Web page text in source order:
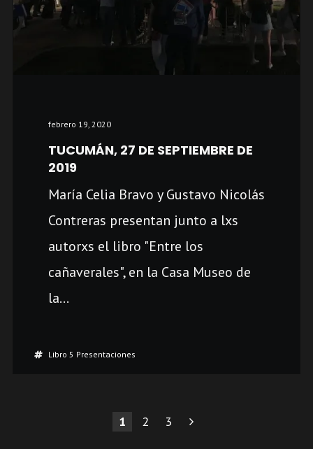
febrero 19, 2020
TUCUMÁN, 27 DE SEPTIEMBRE DE
2019
María Celia Bravo y Gustavo Nicolás
Contreras presentan junto a lxs
autorxs el libro "Entre los
cañaverales", en la Casa Museo de
la...
Libro 5 Presentaciones
PAGINACIÓN
1 2 3